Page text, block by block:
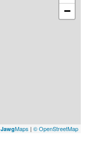
−
JawgMaps | © OpenStreetMap